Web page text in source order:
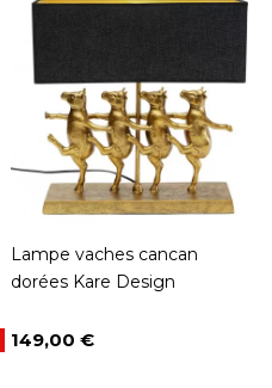
Lampe vaches cancan
dorées Kare Design
Prix
149,00 €